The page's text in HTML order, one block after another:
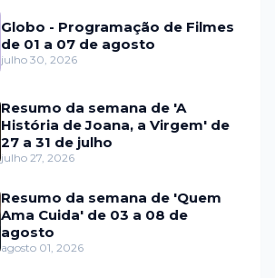
Globo - Programação de Filmes
de 01 a 07 de agosto
julho 30, 2026
Resumo da semana de 'A
História de Joana, a Virgem' de
27 a 31 de julho
julho 27, 2026
Resumo da semana de 'Quem
Ama Cuida' de 03 a 08 de
agosto
agosto 01, 2026